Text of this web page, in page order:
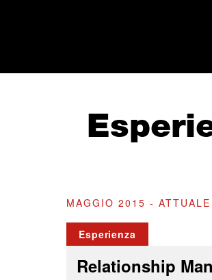
MAGGIO 2015 - ATTUALE
Esperienza
Relationship